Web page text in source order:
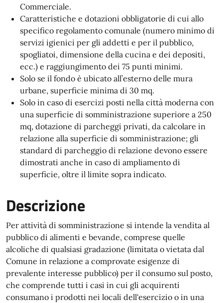
Commerciale.
Caratteristiche e dotazioni obbligatorie di cui allo
specifico regolamento comunale (numero minimo di
servizi igienici per gli addetti e per il pubblico,
spogliatoi, dimensione della cucina e dei depositi,
ecc.) e raggiungimento dei 75 punti minimi.
Solo se il fondo è ubicato all’esterno delle mura
urbane, superficie minima di 30 mq.
Solo in caso di esercizi posti nella città moderna con
una superficie di somministrazione superiore a 250
mq, dotazione di parcheggi privati, da calcolare in
relazione alla superficie di somministrazione; gli
standard di parcheggio di relazione devono essere
dimostrati anche in caso di ampliamento di
superficie, oltre il limite sopra indicato.
Descrizione
Per attività di somministrazione si intende la vendita al
pubblico di alimenti e bevande, comprese quelle
alcoliche di qualsiasi gradazione (limitata o vietata dal
Comune in relazione a comprovate esigenze di
prevalente interesse pubblico) per il consumo sul posto,
che comprende tutti i casi in cui gli acquirenti
consumano i prodotti nei locali dell'esercizio o in una